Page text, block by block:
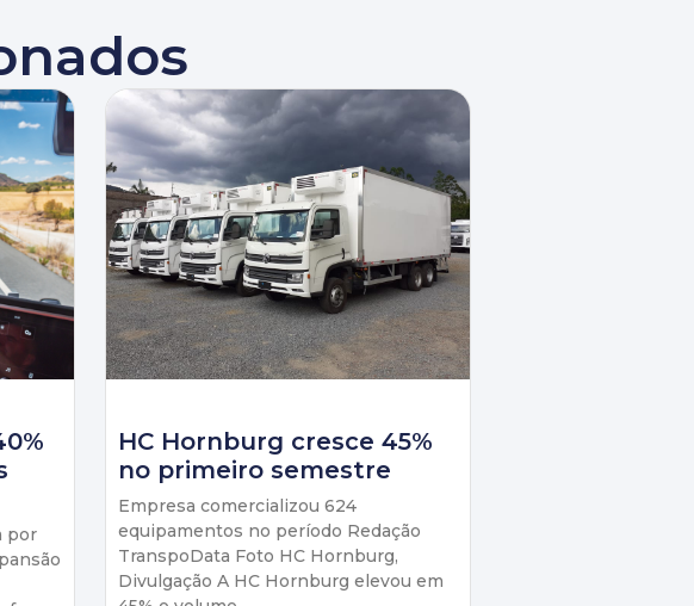
por
HC Hornburg cresce 45%
no primeiro semestre
Empresa comercializou 624
equipamentos no período Redação
TranspoData Foto HC Hornburg,
Divulgação A HC Hornburg elevou em